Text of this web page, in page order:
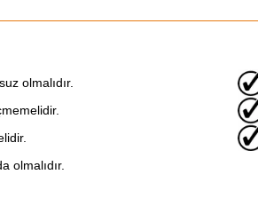
olmalıdır.
olmalıdır.